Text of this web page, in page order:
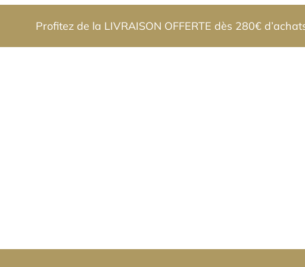
Profitez de la LIVRAISON OFFERTE dès 280€